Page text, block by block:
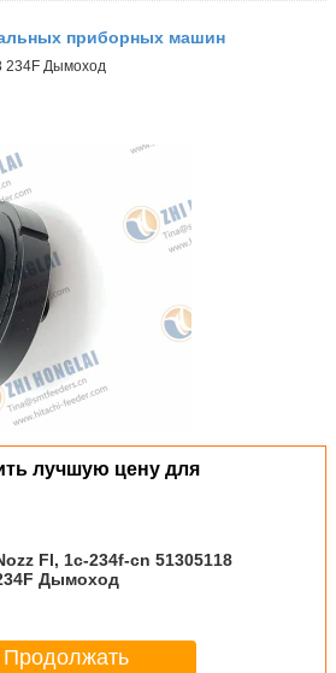
приборных машин
234F Дымоход
лучшую цену для
Fl, 1c-234f-cn 51305118
Дымоход
Продолжать